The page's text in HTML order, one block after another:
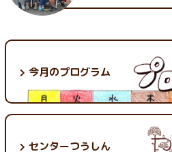
今月のプログラム
センターつうしん